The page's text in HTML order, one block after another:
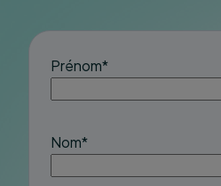
Prénom*
Nom*